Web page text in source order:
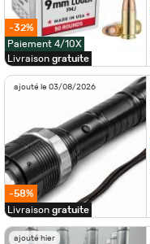
-32%
Paiement 4/10X
Livraison gratuite
ajouté le 03/08/2026
-58%
Livraison gratuite
ajouté hier